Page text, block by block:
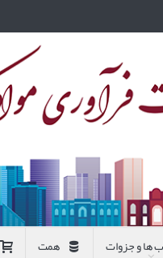
ها و جزوات همت